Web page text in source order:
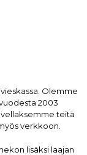
Olemme
2003
teitä
verkkoon.
lisäksi laajan